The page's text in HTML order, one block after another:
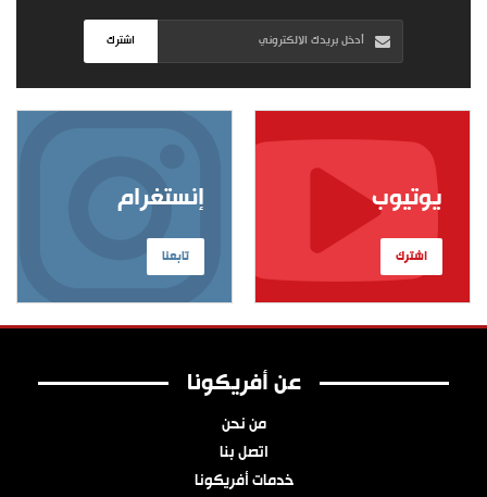
اشترك
إنستغرام
تابعنا
يوتيوب
اشترك
عن أفريكونا
من نحن
اتصل بنا
خدمات أفريكونا